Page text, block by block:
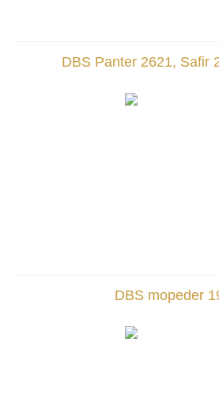
DBS Panter 2621, Safir
DBS mopeder